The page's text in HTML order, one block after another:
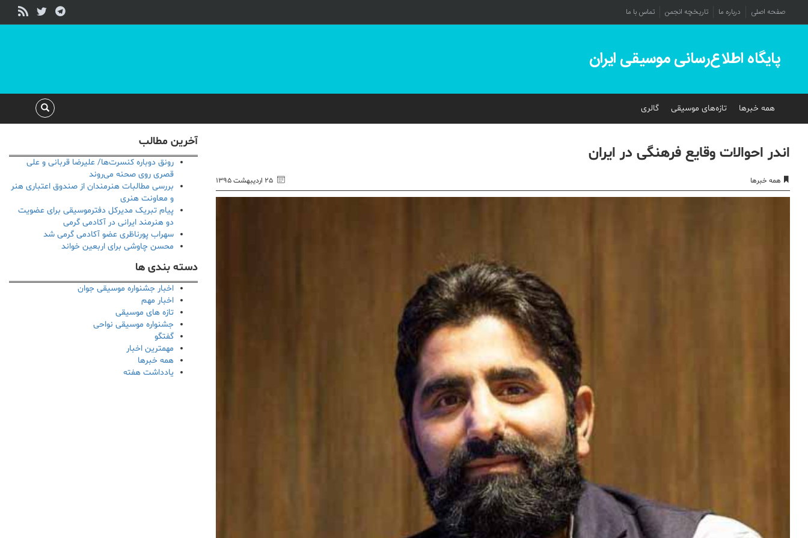
صفحه اصلی درباره ما تاریخچه انجمن تماس با ما
پایگاه اطلاع‌رسانی موسیقی ایران
همه خبرها تازه‌های موسیقی گالری
اندر احوالات وقایع فرهنگی در ایران
همه خبرها ۲۵ اردیبهشت ۱۳۹۵
آخرین مطالب
رونق دوباره کنسرت‌ها/ علیرضا قربانی و علی
قصری روی صحنه می‌روند
بررسی مطالبات هنرمندان از صندوق اعتباری هنر
و معاونت هنری
پیام تبریک مدیرکل دفترموسیقی برای عضویت
دو هنرمند ایرانی در آکادمی گرمی
سهراب پورناظری عضو آکادمی گرمی شد
محسن چاوشی برای اربعین خواند
دسته بندی ها
اخبار جشنواره موسیقی جوان
اخبار مهم
تازه های موسیقی
جشنواره موسیقی نواحی
گفتگو
مهمترین اخبار
همه خبرها
یادداشت هفته